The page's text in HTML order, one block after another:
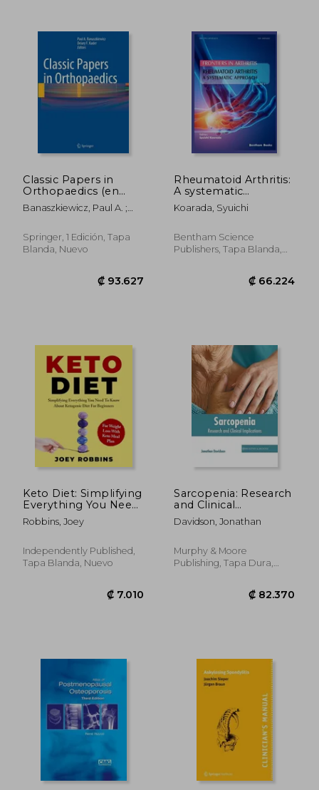
₡ 13.786
₡ 76.084 ₡
Classic Papers in
Orthopaedics (en
Inglés)
Banaszkiewicz, Paul A. ;
Springer, 1 Edición, Tapa
Blanda, Nuevo
Rheumatoid Arthritis:
A systematic
approach (en Inglés)
Koarada, Syuichi
Bentham Science
Publishers, Tapa Blanda,
Keto Diet: Simplifying
Everything You Need
To Know About
Ketogenic Diet For
Weight Loss With
Keto Meal Plan (en
Robbins, Joey
Independently Published,
Tapa Blanda, Nuevo
Sarcopenia: Research
and Clinical
Implications (en
Inglés)
Davidson, Jonathan
Murphy & Moore
Publishing, Tapa Dura,